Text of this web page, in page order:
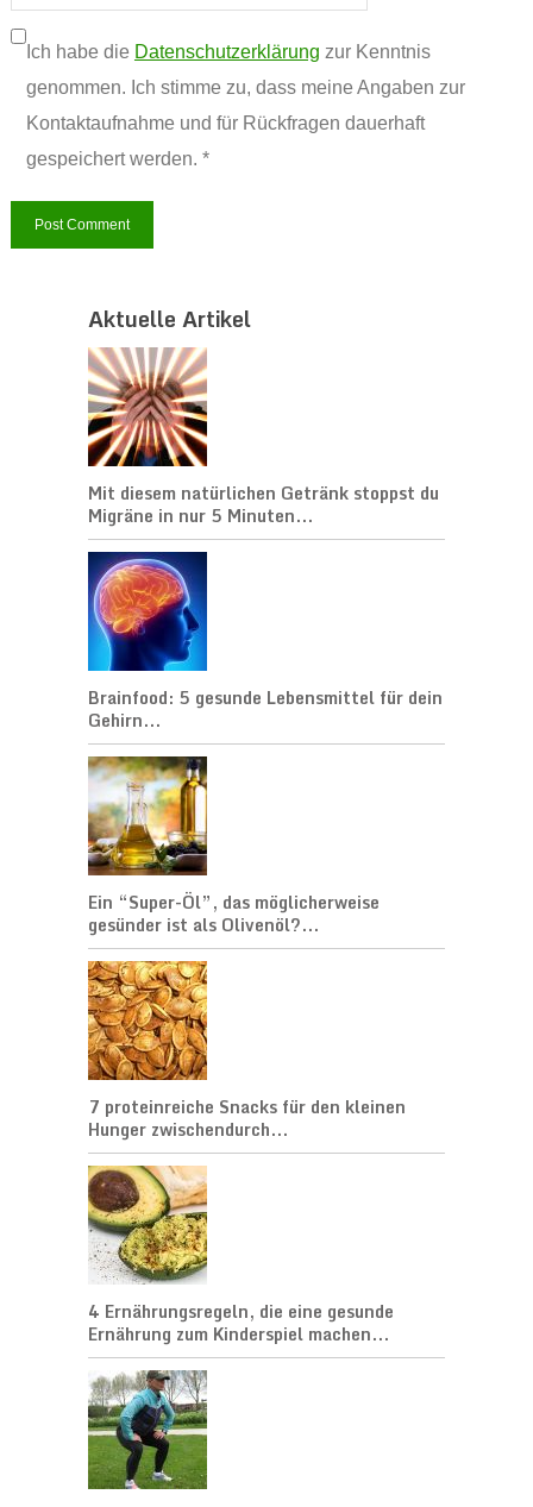
Ich habe die Datenschutzerklärung zur Kenntnis
genommen. Ich stimme zu, dass meine Angaben zur
Kontaktaufnahme und für Rückfragen dauerhaft
gespeichert werden. *
Aktuelle Artikel
Mit diesem natürlichen Getränk stoppst du
Migräne in nur 5 Minuten...
Brainfood: 5 gesunde Lebensmittel für dein
Gehirn...
Ein “Super-Öl”, das möglicherweise
gesünder ist als Olivenöl?...
7 proteinreiche Snacks für den kleinen
Hunger zwischendurch...
4 Ernährungsregeln, die eine gesunde
Ernährung zum Kinderspiel machen...